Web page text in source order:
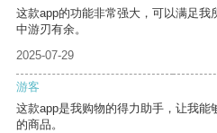
这款app的功能非常强大，可以满足
中游刃有余。
2025-07-29
游客
这款app是我购物的得力助手，让我
的商品。